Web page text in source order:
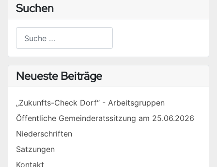
Suchen
Type 2 or more characters for results.
Neueste Beiträge
„Zukunfts-Check Dorf“ - Arbeitsgruppen
Öffentliche Gemeinderatssitzung am 25.06.2026
Niederschriften
Satzungen
Kontakt